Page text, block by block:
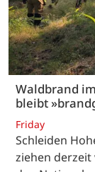
Waldbrand
bleibt
Friday
Schleiden
ziehen